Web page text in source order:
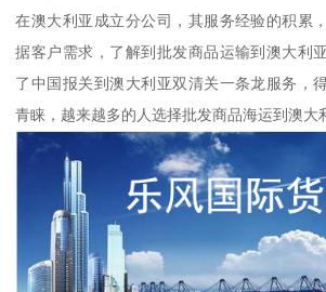
在澳大利亚成立分公司，其服务经验的积累
据客户需求，了解到批发商品运输到澳大利
了中国报关到澳大利亚双清关一条龙服务，
青睐，越来越多的人选择批发商品海运到澳大